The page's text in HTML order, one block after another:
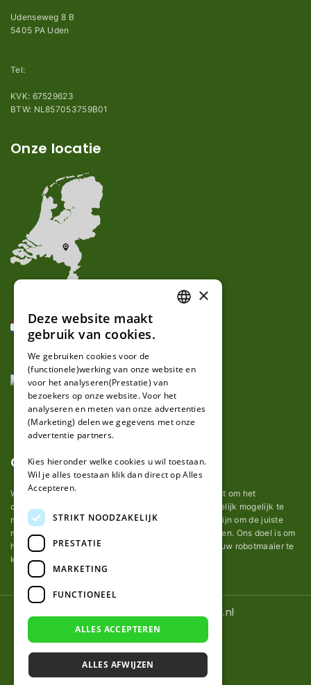
Udenseweg 8 B
5405 PA Uden
Tel:
KVK: 67529623
BTW: NL857053759B01
Onze locatie
Over ons
Wij van robotmaaier-mesjes.nl doen ons uiterste best om het
onderhoud van robot grasmaaier mesjes zo gemakkelijk mogelijk te
maken. Uit ervaring merkten we hoe lastig het kan zijn om de juiste
messen voor een automatische grasmachine te vinden. Ons doel is om
het u makkelijk te maken om de goede mesjes voor uw robotmaaier te
kopen.
© 2026 Robotmaaier-mesjes.nl
GERMAN
×
Deze website maakt
gebruik van cookies.
We gebruiken cookies voor de
(functionele)werking van onze website en
voor het analyseren(Prestatie) van
bezoekers op onze website. Voor het
analyseren en meten van onze advertenties
(Marketing) delen we gegevens met onze
advertentie partners.
Kies hieronder welke cookies u wil toestaan.
Wil je alles toestaan klik dan direct op Alles
Accepteren.
STRIKT NOODZAKELIJK
PRESTATIE
MARKETING
FUNCTIONEEL
ALLES ACCEPTEREN
ALLES AFWIJZEN